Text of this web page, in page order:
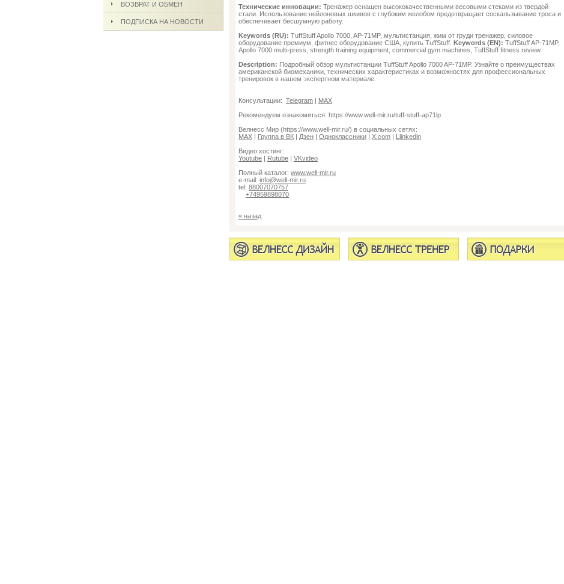
ВОЗВРАТ И ОБМЕН
ПОДПИСКА НА НОВОСТИ
Технические инновации: Тренажер оснащен высококачественными весовыми стеками из твердой
стали. Использование нейлоновых шкивов с глубоким желобом предотвращает соскальзывание троса и
обеспечивает бесшумную работу.
Keywords (RU): TuffStuff Apollo 7000, AP-71MP, мультистанция, жим от груди тренажер, силовое
оборудование премиум, фитнес оборудование США, купить TuffStuff. Keywords (EN): TuffStuff AP-71MP,
Apollo 7000 multi-press, strength training equipment, commercial gym machines, TuffStuff fitness review.
Description: Подробный обзор мультистанции TuffStuff Apollo 7000 AP-71MP. Узнайте о преимуществах
американской биомеханики, технических характеристиках и возможностях для профессиональных
тренировок в нашем экспертном материале.
Консультации: Telegram | MAX
Рекомендуем ознакомиться: https://www.well-mir.ru/tuff-stuff-ap71lp
Велнесс Мир (https://www.well-mir.ru/) в социальных сетях:
МАХ | Группа в ВК | Дзен | Одноклассники | X.com | Llinkedin
Видео хостинг:
Youtube | Rutube | VKvideo
Полный каталог: www.well-mir.ru
e-mail: info@well-mir.ru
tel: 88007070757
+74959898070
« назад